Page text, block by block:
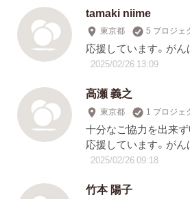
tamaki niime
東京都 5 プロジェ
応援しています。がん
2025/02/26 13:09
高瀬 義之
東京都 1 プロジェ
十分なご協力を出来
応援しています。がん
2025/02/26 09:18
竹本 陽子